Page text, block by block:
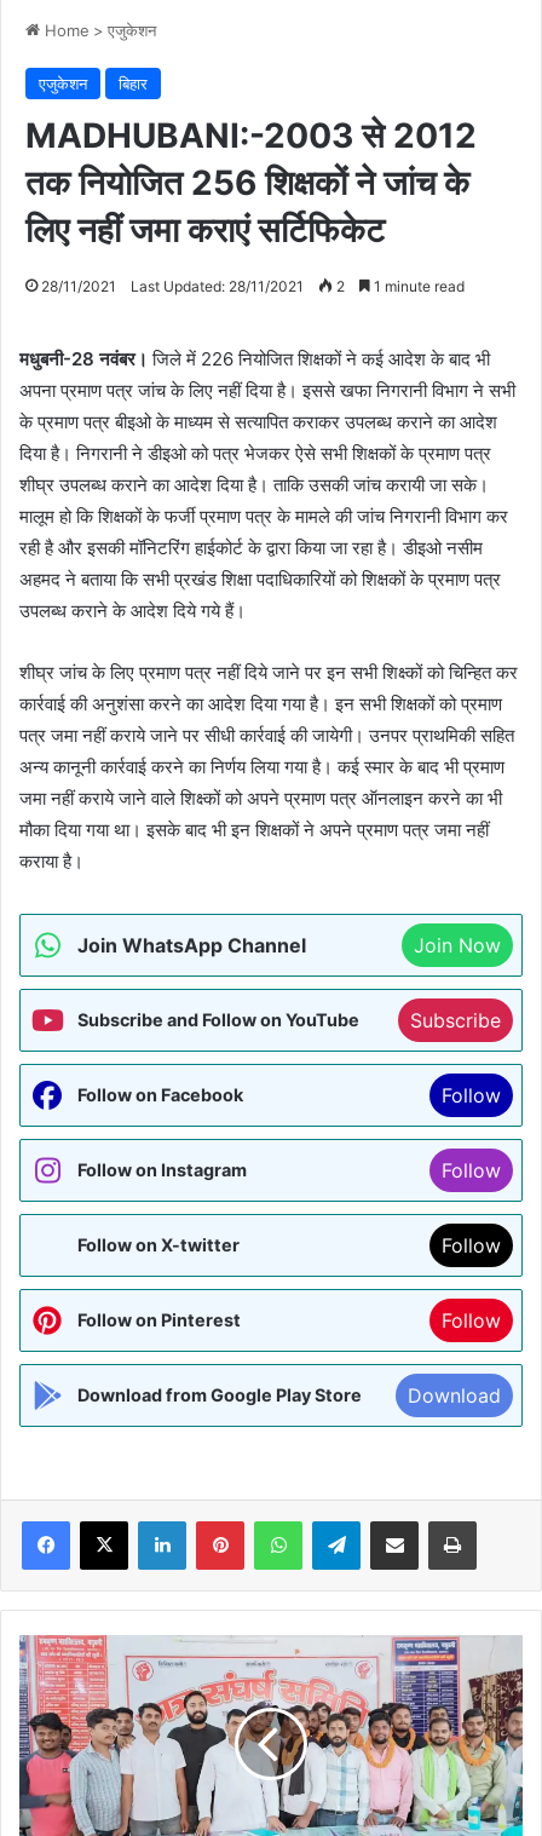
Home > एजुकेशन
एजुकेशन बिहार
MADHUBANI:-2003 से 2012
तक नियोजित 256 शिक्षकों ने जांच के
लिए नहीं जमा कराएं सर्टिफिकेट
28/11/2021 Last Updated: 28/11/2021 2 1 minute read
मधुबनी-28 नवंबर। जिले में 226 नियोजित शिक्षकों ने कई आदेश के बाद भी
अपना प्रमाण पत्र जांच के लिए नहीं दिया है। इससे खफा निगरानी विभाग ने सभी
के प्रमाण पत्र बीइओ के माध्यम से सत्यापित कराकर उपलब्ध कराने का आदेश
दिया है। निगरानी ने डीइओ को पत्र भेजकर ऐसे सभी शिक्षकों के प्रमाण पत्र
शीघ्र उपलब्ध कराने का आदेश दिया है। ताकि उसकी जांच करायी जा सके।
मालूम हो कि शिक्षकों के फर्जी प्रमाण पत्र के मामले की जांच निगरानी विभाग कर
रही है और इसकी मॉनिटरिंग हाईकोर्ट के द्वारा किया जा रहा है। डीइओ नसीम
अहमद ने बताया कि सभी प्रखंड शिक्षा पदाधिकारियों को शिक्षकों के प्रमाण पत्र
उपलब्ध कराने के आदेश दिये गये हैं।
शीघ्र जांच के लिए प्रमाण पत्र नहीं दिये जाने पर इन सभी शिक्ष्कों को चिन्हित कर
कार्रवाई की अनुशंसा करने का आदेश दिया गया है। इन सभी शिक्षकों को प्रमाण
पत्र जमा नहीं कराये जाने पर सीधी कार्रवाई की जायेगी। उनपर प्राथमिकी सहित
अन्य कानूनी कार्रवाई करने का निर्णय लिया गया है। कई स्मार के बाद भी प्रमाण
जमा नहीं कराये जाने वाले शिक्ष्कों को अपने प्रमाण पत्र ऑनलाइन करने का भी
मौका दिया गया था। इसके बाद भी इन शिक्षकों ने अपने प्रमाण पत्र जमा नहीं
कराया है।
Join WhatsApp Channel Join Now
Subscribe and Follow on YouTube Subscribe
Follow on Facebook Follow
Follow on Instagram Follow
Follow on X-twitter Follow
Follow on Pinterest Follow
Download from Google Play Store Download
Facebook
X LinkedInPinterestWhatsAppTelegramShare via Email Print
MADHUBANI:-
छात्र
संघ
की
बैठक
में
संगठन
को